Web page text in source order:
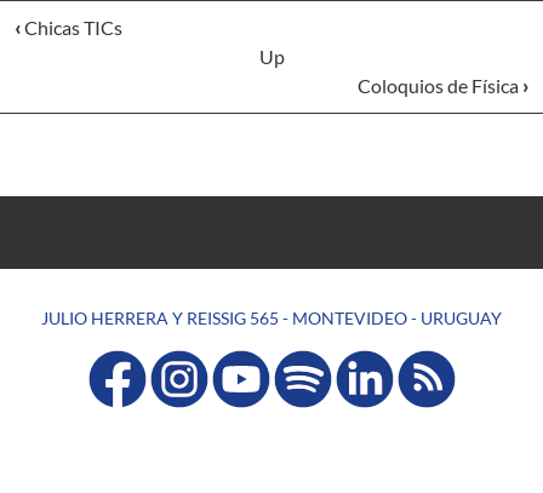
‹Chicas TICs
Up
Coloquios de Física ›
JULIO HERRERA Y REISSIG 565 - MONTEVIDEO - URUGUAY